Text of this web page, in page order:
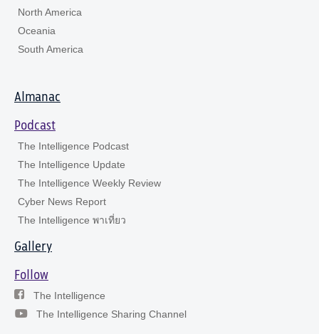
North America
Oceania
South America
Almanac
Podcast
The Intelligence Podcast
The Intelligence Update
The Intelligence Weekly Review
Cyber News Report
The Intelligence พาเที่ยว
Gallery
Follow
The Intelligence
The Intelligence Sharing Channel